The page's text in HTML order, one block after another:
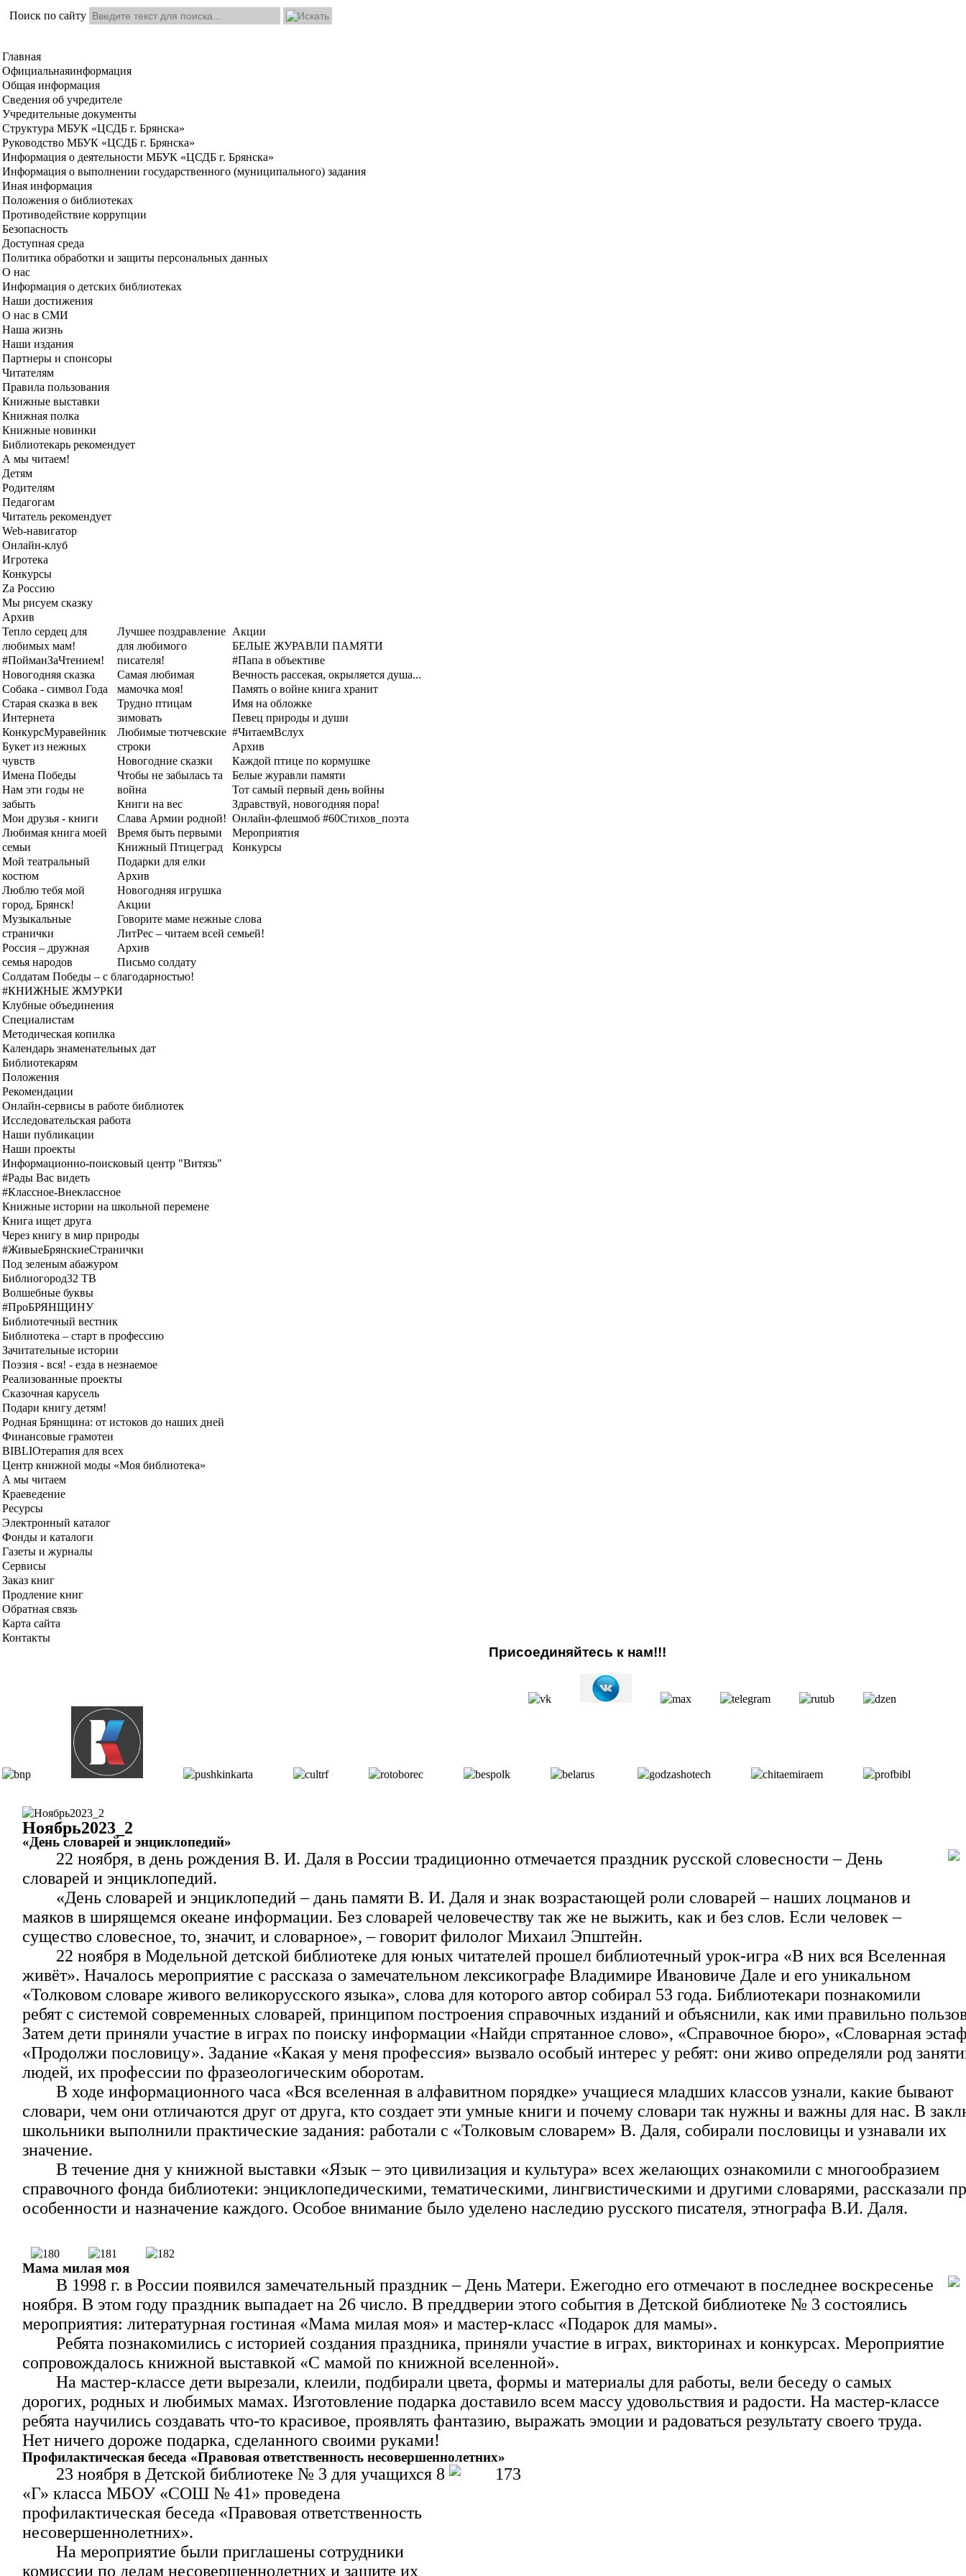
Поиск по сайту
Главная
Официальнаяинформация
Общая информация
Сведения об учредителе
Учредительные документы
Структура МБУК «ЦСДБ г. Брянска»
Руководство МБУК «ЦСДБ г. Брянска»
Информация о деятельности МБУК «ЦСДБ г. Брянска»
Информация о выполнении государственного (муниципального) задания
Иная информация
Положения о библиотеках
Противодействие коррупции
Безопасность
Доступная среда
Политика обработки и защиты персональных данных
О нас
Информация о детских библиотеках
Наши достижения
О нас в СМИ
Наша жизнь
Наши издания
Партнеры и спонсоры
Читателям
Правила пользования
Книжные выставки
Книжная полка
Книжные новинки
Библиотекарь рекомендует
А мы читаем!
Детям
Родителям
Педагогам
Читатель рекомендует
Web-навигатор
Онлайн-клуб
Игротека
Конкурсы
Zа Россию
Мы рисуем сказку
Архив
Тепло сердец для
любимых мам!
#ПойманЗаЧтением!
Новогодняя сказка
Собака - символ Года
Старая сказка в век
Интернета
КонкурсМуравейник
Букет из нежных
чувств
Имена Победы
Нам эти годы не
забыть
Мои друзья - книги
Любимая книга моей
семьи
Мой театральный
костюм
Люблю тебя мой
город, Брянск!
Музыкальные
странички
Россия – дружная
семья народов
Лучшее поздравление
для любимого
писателя!
Самая любимая
мамочка моя!
Трудно птицам
зимовать
Любимые тютчевские
строки
Новогодние сказки
Чтобы не забылась та
война
Книги на вес
Слава Армии родной!
Время быть первыми
Книжный Птицеград
Акции
БЕЛЫЕ ЖУРАВЛИ ПАМЯТИ
#Папа в объективе
Вечность рассекая, окрыляется душа...
Память о войне книга хранит
Имя на обложке
Певец природы и души
#ЧитаемВслух
Архив
Каждой птице по кормушке
Белые журавли памяти
Тот самый первый день войны
Здравствуй, новогодняя пора!
Онлайн-флешмоб #60Стихов_поэта
Мероприятия
Конкурсы
Подарки для елки
Архив
Новогодняя игрушка
Акции
Говорите маме нежные слова
ЛитРес – читаем всей семьей!
Архив
Письмо солдату
Солдатам Победы – с благодарностью!
#КНИЖНЫЕ ЖМУРКИ
Клубные объединения
Специалистам
Методическая копилка
Календарь знаменательных дат
Библиотекарям
Положения
Рекомендации
Онлайн-сервисы в работе библиотек
Исследовательская работа
Наши публикации
Наши проекты
Информационно-поисковый центр "Витязь"
#Рады Вас видеть
#Классное-Внеклассное
Книжные истории на школьной перемене
Книга ищет друга
Через книгу в мир природы
#ЖивыеБрянскиеСтранички
Под зеленым абажуром
Библиогород32 ТВ
Волшебные буквы
#ПроБРЯНЩИНУ
Библиотечный вестник
Библиотека – старт в профессию
Зачитательные истории
Поэзия - вся! - езда в незнаемое
Реализованные проекты
Сказочная карусель
Подари книгу детям!
Родная Брянщина: от истоков до наших дней
Финансовые грамотеи
BIBLIOтерапия для всех
Центр книжной моды «Моя библиотека»
А мы читаем
Краеведение
Ресурсы
Электронный каталог
Фонды и каталоги
Газеты и журналы
Сервисы
Заказ книг
Продление книг
Обратная связь
Карта сайта
Контакты
Присоединяйтесь к нам!!!
Ноябрь2023_2
«День словарей и энциклопедий»
22 ноября, в день рождения В. И. Даля в России традиционно отмечается праздник русской словесности – День
словарей и энциклопедий.
«День словарей и энциклопедий – дань памяти В. И. Даля и знак возрастающей роли словарей – наших лоцманов и
маяков в ширящемся океане информации. Без словарей человечеству так же не выжить, как и без слов. Если человек –
существо словесное, то, значит, и словарное», – говорит филолог Михаил Эпштейн.
22 ноября в Модельной детской библиотеке для юных читателей прошел библиотечный урок-игра «В них вся Вселенная
живёт». Началось мероприятие с рассказа о замечательном лексикографе Владимире Ивановиче Дале и его уникальном
«Толковом словаре живого великорусского языка», слова для которого автор собирал 53 года. Библиотекари познакомили
ребят с системой современных словарей, принципом построения справочных изданий и объяснили, как ими правильно
Затем дети приняли участие в играх по поиску информации «Найди спрятанное слово», «Справочное бюро», «Словарная
«Продолжи пословицу». Задание «Какая у меня профессия» вызвало особый интерес у ребят: они живо определяли род
людей, их профессии по фразеологическим оборотам.
В ходе информационного часа «Вся вселенная в алфавитном порядке» учащиеся младших классов узнали, какие бывают
словари, чем они отличаются друг от друга, кто создает эти умные книги и почему словари так нужны и важны для нас. В
школьники выполнили практические задания: работали с «Толковым словарем» В. Даля, собирали пословицы и узнавали их
значение.
В течение дня у книжной выставки «Язык – это цивилизация и культура» всех желающих ознакомили с многообразием
справочного фонда библиотеки: энциклопедическими, тематическими, лингвистическими и другими словарями, рассказали
особенности и назначение каждого. Особое внимание было уделено наследию русского писателя, этнографа В.И. Даля.
Мама милая моя
В 1998 г. в России появился замечательный праздник – День Матери. Ежегодно его отмечают в последнее воскресенье
ноября. В этом году праздник выпадает на 26 число. В преддверии этого события в Детской библиотеке № 3 состоялись
мероприятия: литературная гостиная «Мама милая моя» и мастер-класс «Подарок для мамы».
Ребята познакомились с историей создания праздника, приняли участие в играх, викторинах и конкурсах. Мероприятие
сопровождалось книжной выставкой «С мамой по книжной вселенной».
На мастер-классе дети вырезали, клеили, подбирали цвета, формы и материалы для работы, вели беседу о самых
дорогих, родных и любимых мамах. Изготовление подарка доставило всем массу удовольствия и радости. На мастер-классе
ребята научились создавать что-то красивое, проявлять фантазию, выражать эмоции и радоваться результату своего труда.
Нет ничего дороже подарка, сделанного своими руками!
Профилактическая беседа «Правовая ответственность несовершеннолетних»
23 ноября в Детской библиотеке № 3 для учащихся 8
«Г» класса МБОУ «СОШ № 41» проведена
профилактическая беседа «Правовая ответственность
несовершеннолетних».
На мероприятие были приглашены сотрудники
комиссии по делам несовершеннолетних и защите их